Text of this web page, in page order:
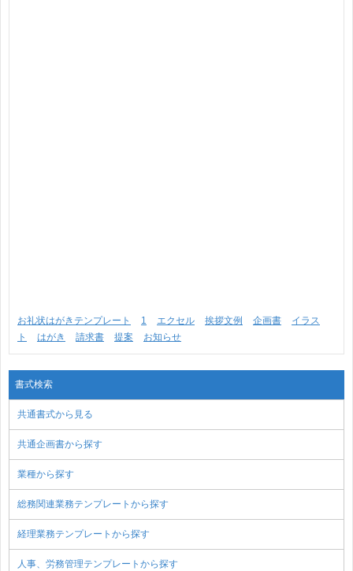
お礼状はがきテンプレート 1 エクセル 挨拶文例 企画書
イラス
ト
はがき 請求書 提案 お知らせ
書式検索
共通書式から見る
共通企画書から探す
業種から探す
総務関連業務テンプレートから探す
経理業務テンプレートから探す
人事、労務管理テンプレートから探す